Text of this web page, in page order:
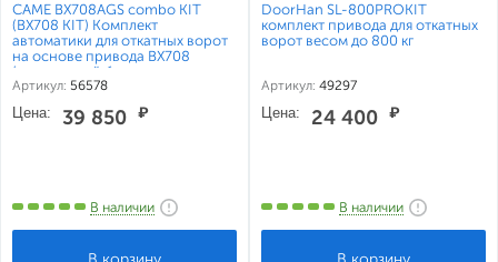
CAME BX708AGS combo KIT
(BX708 KIT) Комплект
автоматики для откатных ворот
на основе привода BX708
(встроенный блок управления
ZBX7N и радиоуправление)
Артикул: 56578
Цена: 39 850 ₽
В наличии
DoorHan SL-800PROKIT
комплект привода для откатных
ворот весом до 800 кг
Артикул: 49297
Цена: 24 400 ₽
В наличии